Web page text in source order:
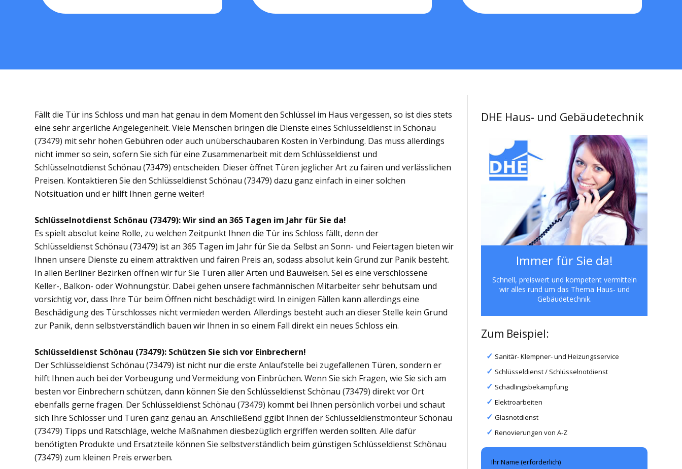
DHE Haus- und Gebäudetechnik
Immer für Sie da!
Schnell, preiswert und kompetent vermitteln
wir alles rund um das Thema Haus- und
Gebäudetechnik.
Zum Beispiel:
Sanitär- Klempner- und Heizungsservice
Schlüsseldienst / Schlüsselnotdienst
Schädlingsbekämpfung
Elektroarbeiten
Glasnotdienst
Renovierungen von A-Z
Ihr Name (erforderlich)
Fällt die Tür ins Schloss und man hat genau in dem Moment den Schlüssel im Haus vergessen, so ist dies stets
eine sehr ärgerliche Angelegenheit. Viele Menschen bringen die Dienste eines Schlüsseldienst in Schönau
(73479) mit sehr hohen Gebühren oder auch unüberschaubaren Kosten in Verbindung. Das muss allerdings
nicht immer so sein, sofern Sie sich für eine Zusammenarbeit mit dem Schlüsseldienst und
Schlüsselnotdienst Schönau (73479) entscheiden. Dieser öffnet Türen jeglicher Art zu fairen und verlässlichen
Preisen. Kontaktieren Sie den Schlüsseldienst Schönau (73479) dazu ganz einfach in einer solchen
Notsituation und er hilft Ihnen gerne weiter!
Schlüsselnotdienst Schönau (73479): Wir sind an 365 Tagen im Jahr für Sie da!
Es spielt absolut keine Rolle, zu welchen Zeitpunkt Ihnen die Tür ins Schloss fällt, denn der
Schlüsseldienst Schönau (73479) ist an 365 Tagen im Jahr für Sie da. Selbst an Sonn- und Feiertagen bieten wir
Ihnen unsere Dienste zu einem attraktiven und fairen Preis an, sodass absolut kein Grund zur Panik besteht.
In allen Berliner Bezirken öffnen wir für Sie Türen aller Arten und Bauweisen. Sei es eine verschlossene
Keller-, Balkon- oder Wohnungstür. Dabei gehen unsere fachmännischen Mitarbeiter sehr behutsam und
vorsichtig vor, dass Ihre Tür beim Öffnen nicht beschädigt wird. In einigen Fällen kann allerdings eine
Beschädigung des Türschlosses nicht vermieden werden. Allerdings besteht auch an dieser Stelle kein Grund
zur Panik, denn selbstverständlich bauen wir Ihnen in so einem Fall direkt ein neues Schloss ein.
Schlüsseldienst Schönau (73479): Schützen Sie sich vor Einbrechern!
Der Schlüsseldienst Schönau (73479) ist nicht nur die erste Anlaufstelle bei zugefallenen Türen, sondern er
hilft Ihnen auch bei der Vorbeugung und Vermeidung von Einbrüchen. Wenn Sie sich Fragen, wie Sie sich am
besten vor Einbrechern schützen, dann können Sie den Schlüsseldienst Schönau (73479) direkt vor Ort
ebenfalls gerne fragen. Der Schlüsseldienst Schönau (73479) kommt bei Ihnen persönlich vorbei und schaut
sich Ihre Schlösser und Türen ganz genau an. Anschließend ggibt Ihnen der Schlüsseldienstmonteur Schönau
(73479) Tipps und Ratschläge, welche Maßnahmen diesbezüglich ergriffen werden sollten. Alle dafür
benötigten Produkte und Ersatzteile können Sie selbstverständlich beim günstigen Schlüsseldienst Schönau
(73479) zum kleinen Preis erwerben.